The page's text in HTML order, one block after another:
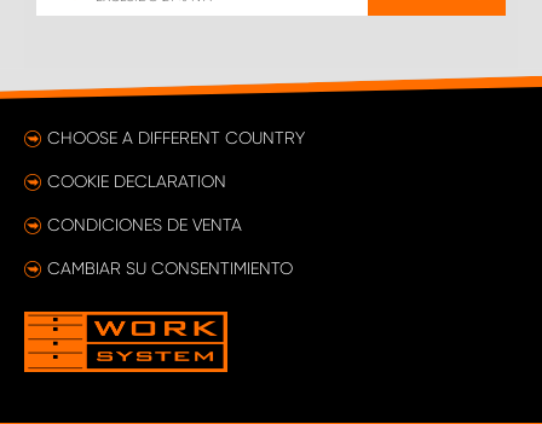
CHOOSE A DIFFERENT COUNTRY
COOKIE DECLARATION
CONDICIONES DE VENTA
CAMBIAR SU CONSENTIMIENTO